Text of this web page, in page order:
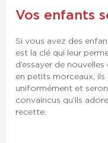
Vos enfants
Si vous avez des
est la clé qui leur
d’essayer de
en petits morceaux,
uniformément et
convaincus qu’ils
recette.